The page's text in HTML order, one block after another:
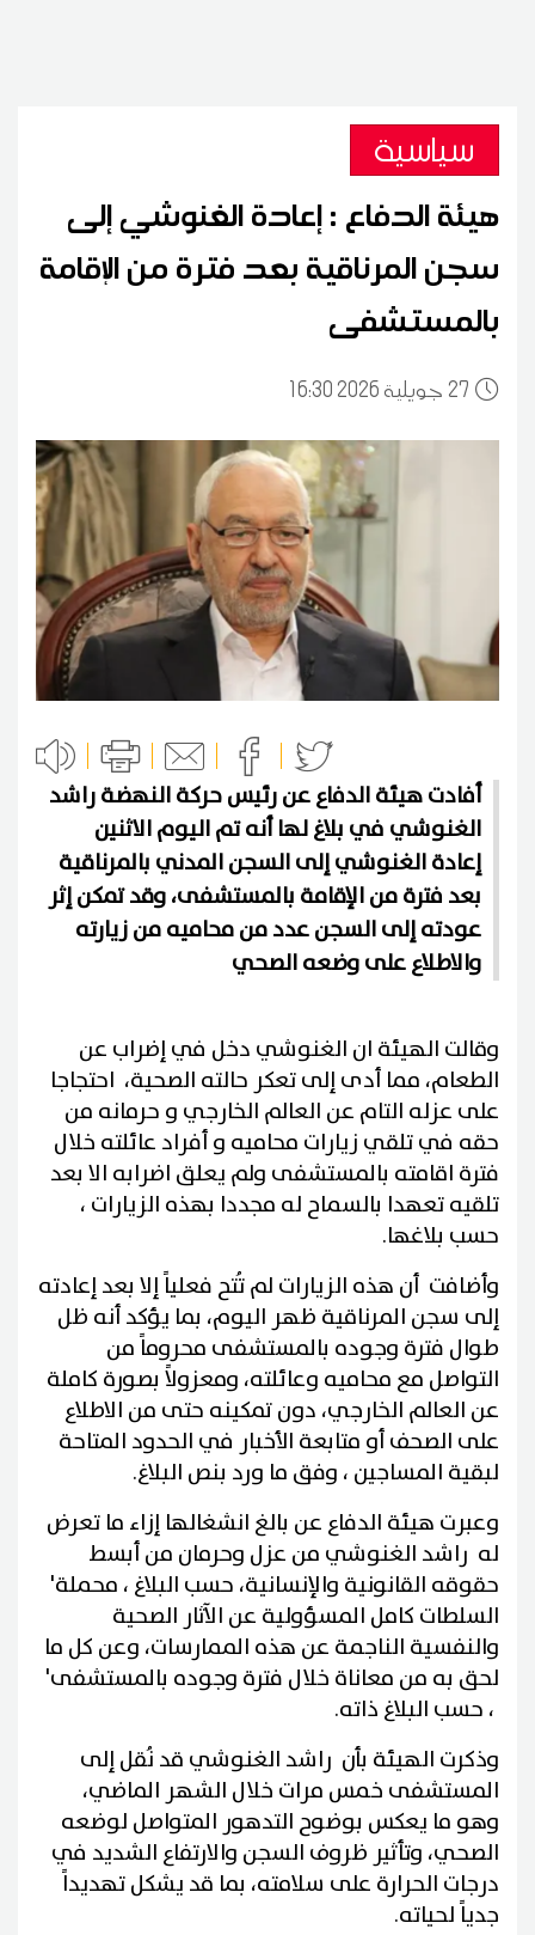
سياسية
هيئة الدفاع : إعادة الغنوشي إلى
سجن المرناقية بعد فترة من الإقامة
بالمستشفى
27 16:30 2026 جويلية
أفادت هيئة الدفاع عن رئيس حركة النهضة راشد
الغنوشي في بلاغ لها أنه تم اليوم الاثنين
إعادة الغنوشي إلى السجن المدني بالمرناقية
بعد فترة من الإقامة بالمستشفى، وقد تمكن إثر
عودته إلى السجن عدد من محاميه من زيارته
والاطلاع على وضعه الصحي
وقالت الهيئة ان الغنوشي دخل في إضراب عن
الطعام، مما أدى إلى تعكر حالته الصحية، احتجاجا
على عزله التام عن العالم الخارجي و حرمانه من
حقه في تلقي زيارات محاميه و أفراد عائلته خلال
فترة اقامته بالمستشفى ولم يعلق اضرابه الا بعد
تلقيه تعهدا بالسماح له مجددا بهذه الزيارات ،
حسب بلاغها.
وأضافت أن هذه الزيارات لم تُتح فعلياً إلا بعد إعادته
إلى سجن المرناقية ظهر اليوم، بما يؤكد أنه ظل
طوال فترة وجوده بالمستشفى محروماً من
التواصل مع محاميه وعائلته، ومعزولاً بصورة كاملة
عن العالم الخارجي، دون تمكينه حتى من الاطلاع
على الصحف أو متابعة الأخبار في الحدود المتاحة
لبقية المساجين ، وفق ما ورد بنص البلاغ.
وعبرت هيئة الدفاع عن بالغ انشغالها إزاء ما تعرض
له راشد الغنوشي من عزل وحرمان من أبسط
حقوقه القانونية والإنسانية، حسب البلاغ ، محملة'
السلطات كامل المسؤولية عن الآثار الصحية
والنفسية الناجمة عن هذه الممارسات، وعن كل ما
لحق به من معاناة خلال فترة وجوده بالمستشفى'
، حسب البلاغ ذاته.
وذكرت الهيئة بأن راشد الغنوشي قد نُقل إلى
المستشفى خمس مرات خلال الشهر الماضي،
وهو ما يعكس بوضوح التدهور المتواصل لوضعه
الصحي، وتأثير ظروف السجن والارتفاع الشديد في
درجات الحرارة على سلامته، بما قد يشكل تهديداً
جدياً لحياته.